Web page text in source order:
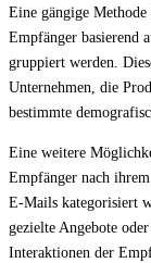
Eine gängige
Empfänger basierend
gruppiert werden.
Unternehmen, die
bestimmte
Eine weitere
Empfänger nach
E-Mails kategorisiert
gezielte Angebote
Interaktionen der